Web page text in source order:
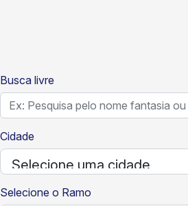
Busca livre
Cidade
Selecione o Ramo